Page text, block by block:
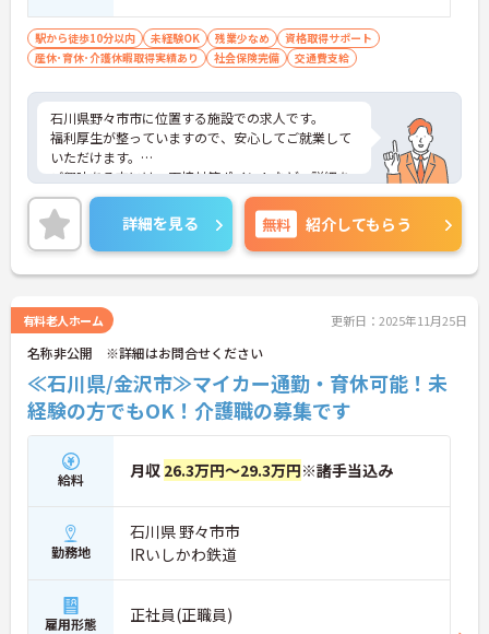
駅から徒歩10分以内 未経験OK 残業少なめ
資格取得サポート
産休･育休･介護休暇取得実績あり
社会保険完備 交通費支給
石川県野々市市に位置する施設での求人です。
福利厚生が整っていますので、安心してご就業して
いただけます。
ご興味ある方には、面接対策ポイントなど、詳細を
お話しいたしますのでお気軽にご相談ください。
詳細を見る 無料 紹介してもらう
有料老人ホーム 更新日：2025年11月25日
名称非公開 ※詳細はお問合せください
≪石川県/金沢市≫マイカー通勤・育休可能！未
経験の方でもOK！介護職の募集です
給料 月収 26.3万円～29.3万円※諸手当込み
勤務地
石川県 野々市市
IRいしかわ鉄道
雇用形態 正社員(正職員)